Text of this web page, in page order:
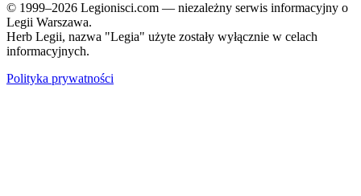
© 1999–2026 Legionisci.com — niezależny serwis informacyjny o
Legii Warszawa.
Herb Legii, nazwa "Legia" użyte zostały wyłącznie w celach
informacyjnych.
Polityka prywatności